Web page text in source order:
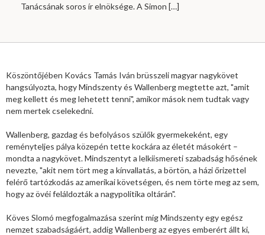
Tanácsának soros ír elnöksége. A Simon […]
Köszöntőjében Kovács Tamás Iván brüsszeli magyar nagykövet
hangsúlyozta, hogy Mindszenty és Wallenberg megtette azt, "amit
meg kellett és meg lehetett tenni", amikor mások nem tudtak vagy
nem mertek cselekedni.
Wallenberg, gazdag és befolyásos szülők gyermekeként, egy
reményteljes pálya közepén tette kockára az életét másokért –
mondta a nagykövet. Mindszentyt a lelkiismereti szabadság hősének
nevezte, "akit nem tört meg a kínvallatás, a börtön, a házi őrizettel
felérő tartózkodás az amerikai követségen, és nem törte meg az sem,
hogy az övéi feláldozták a nagypolitika oltárán".
Köves Slomó megfogalmazása szerint míg Mindszenty egy egész
nemzet szabadságáért, addig Wallenberg az egyes emberért állt ki,